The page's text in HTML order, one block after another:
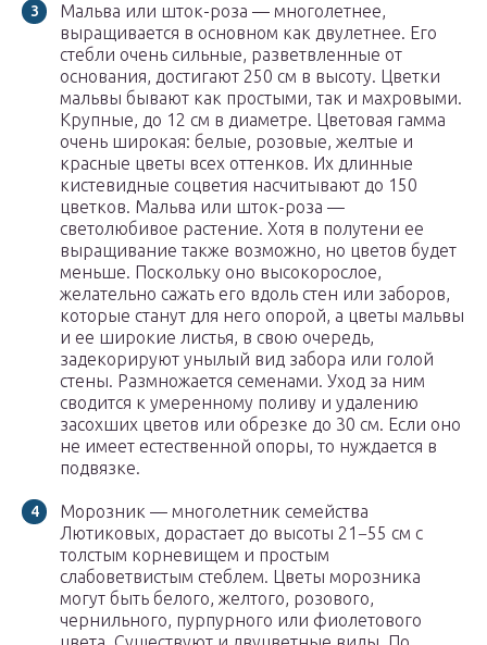
Мальва или шток-роза — многолетнее,
выращивается в основном как двулетнее. Его
стебли очень сильные, разветвленные от
основания, достигают 250 см в высоту. Цветки
мальвы бывают как простыми, так и махровыми.
Крупные, до 12 см в диаметре. Цветовая гамма
очень широкая: белые, розовые, желтые и
красные цветы всех оттенков. Их длинные
кистевидные соцветия насчитывают до 150
цветков. Мальва или шток-роза —
светолюбивое растение. Хотя в полутени ее
выращивание также возможно, но цветов будет
меньше. Поскольку оно высокорослое,
желательно сажать его вдоль стен или заборов,
которые станут для него опорой, а цветы мальвы
и ее широкие листья, в свою очередь,
задекорируют унылый вид забора или голой
стены. Размножается семенами. Уход за ним
сводится к умеренному поливу и удалению
засохших цветов или обрезке до 30 см. Если оно
не имеет естественной опоры, то нуждается в
подвязке.
Морозник — многолетник семейства
Лютиковых, дорастает до высоты 21−55 см с
толстым корневищем и простым
слабоветвистым стеблем. Цветы морозника
могут быть белого, желтого, розового,
чернильного, пурпурного или фиолетового